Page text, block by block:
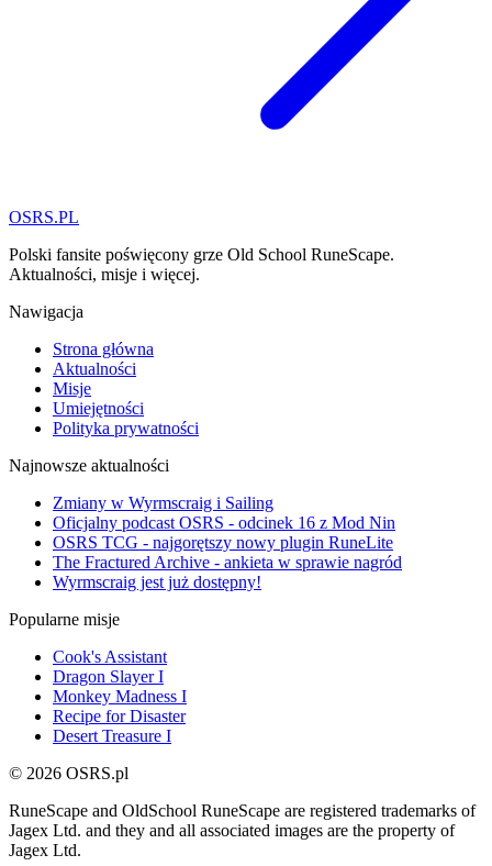
OSRS.PL
Polski fansite poświęcony grze Old School RuneScape.
Aktualności, misje i więcej.
Nawigacja
Strona główna
Aktualności
Misje
Umiejętności
Polityka prywatności
Najnowsze aktualności
Zmiany w Wyrmscraig i Sailing
Oficjalny podcast OSRS - odcinek 16 z Mod Nin
OSRS TCG - najgorętszy nowy plugin RuneLite
The Fractured Archive - ankieta w sprawie nagród
Wyrmscraig jest już dostępny!
Popularne misje
Cook's Assistant
Dragon Slayer I
Monkey Madness I
Recipe for Disaster
Desert Treasure I
© 2026 OSRS.pl
RuneScape and OldSchool RuneScape are registered trademarks of
Jagex Ltd. and they and all associated images are the property of
Jagex Ltd.